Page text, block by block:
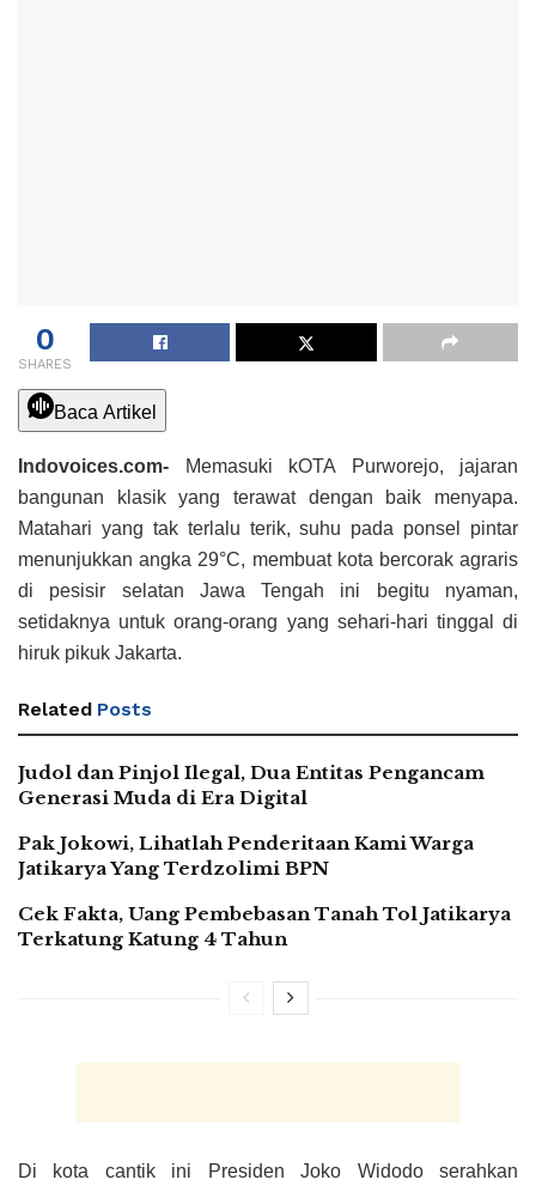
0
SHARES
Baca Artikel
Indovoices.com-
Memasuki kOTA Purworejo, jajaran
bangunan klasik yang terawat dengan baik menyapa.
Matahari yang tak terlalu terik, suhu pada ponsel pintar
menunjukkan angka 29°C, membuat kota bercorak agraris
di pesisir selatan Jawa Tengah ini begitu nyaman,
setidaknya untuk orang-orang yang sehari-hari tinggal di
hiruk pikuk Jakarta.
Related Posts
Judol dan Pinjol Ilegal, Dua Entitas Pengancam
Generasi Muda di Era Digital
Pak Jokowi, Lihatlah Penderitaan Kami Warga
Jatikarya Yang Terdzolimi BPN
Cek Fakta, Uang Pembebasan Tanah Tol Jatikarya
Terkatung Katung 4 Tahun
Di kota cantik ini Presiden Joko Widodo serahkan